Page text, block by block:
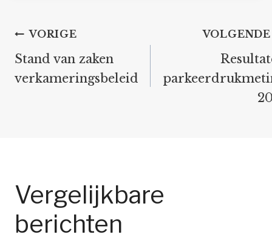
Bericht
navigatie
VORIGE
Stand van zaken
verkameringsbeleid
VOLGENDE
Vergelijkbare
berichten